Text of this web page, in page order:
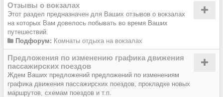
Отзывы о вокзалах
Этот раздел предназначен для Ваших отзывов о вокзалах
на которых Вам довелось побывать во время Ваших
путешествий.
Подфорум: Комнаты отдыха на вокзалах
Предложения по изменению графика движения
пассажирских поездов
Ждем Ваших предложений предложений по изменениям
графика движения пассажирских поездов, прокладке новых
маршрутов, схемам поездов и т.п.